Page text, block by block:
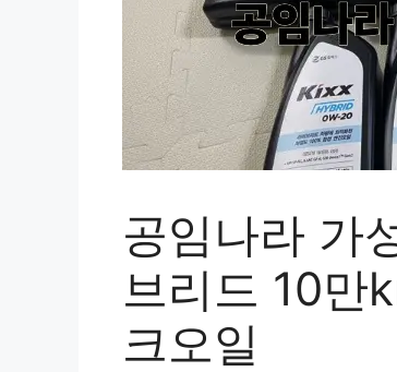
공임나라 가
브리드 10만
크오일